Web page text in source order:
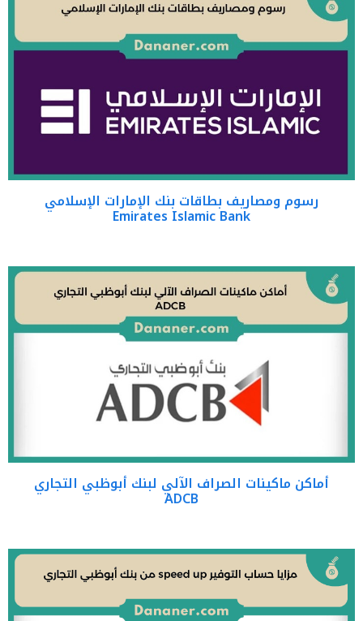
رسوم ومصاريف بطاقات بنك الإمارات الإسلامي
Emirates Islamic Bank
أماكن ماكينات الصراف الآلي لبنك أبوظبي التجاري
ADCB